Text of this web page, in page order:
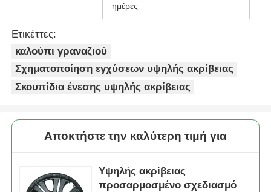
Σχηματοποίηση εγχύσεων ηλεκτρονικής
Έγχυση σε υψηλή θερμοκρασία
Καλούπι ξεβιδώματος
Σκηνοθέτης οικιακής συσκευής
Καλούπι εργαλείων
ημέρες
Ετικέττες:
καλούπι γραναζιού
Σχηματοποίηση εγχύσεων υψηλής ακρίβειας
Σκουπίδια ένεσης υψηλής ακρίβειας
Αποκτήστε την καλύτερη τιμή για
Υψηλής ακρίβειας
προσαρμοσμένο σχεδιασμό